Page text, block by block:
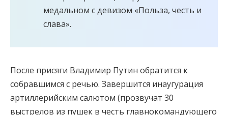
медальном с девизом «Польза, честь и
слава».
После присяги Владимир Путин обратится к
собравшимся с речью. Завершится инаугурация
артиллерийским салютом (прозвучат 30
выстрелов из пушек в честь главнокомандующего